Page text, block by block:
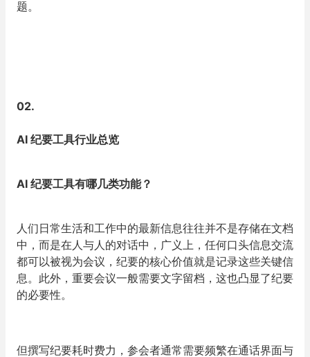
题。
02.
AI 纪要工具行业总览
AI 纪要工具有哪几类功能？
人们日常生活和工作中的最新信息往往并不是存储在文档
中，而是在人与人的对话中，广义上，任何口头信息交流
都可以被视为会议，纪要的核心价值就是记录这些关键信
息。此外，重要会议一般需要文字留档，这也凸显了纪要
的必要性。
但撰写纪要耗时费力，参会者通常需要频繁在通话界面与